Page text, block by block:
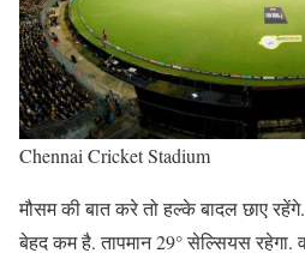
Chennai Cricket Stadium
मौसम की बात करे तो हल्के बादल छाए
बेहद कम है. तापमान 29° सेल्सियस रहेगा.